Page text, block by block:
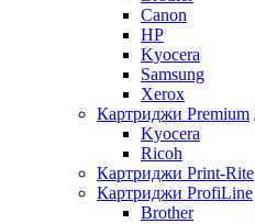
Canon
HP
Kyocera
Samsung
Xerox
Картриджи Premium
Kyocera
Ricoh
Картриджи Print-Rite
Картриджи ProfiLine
Brother